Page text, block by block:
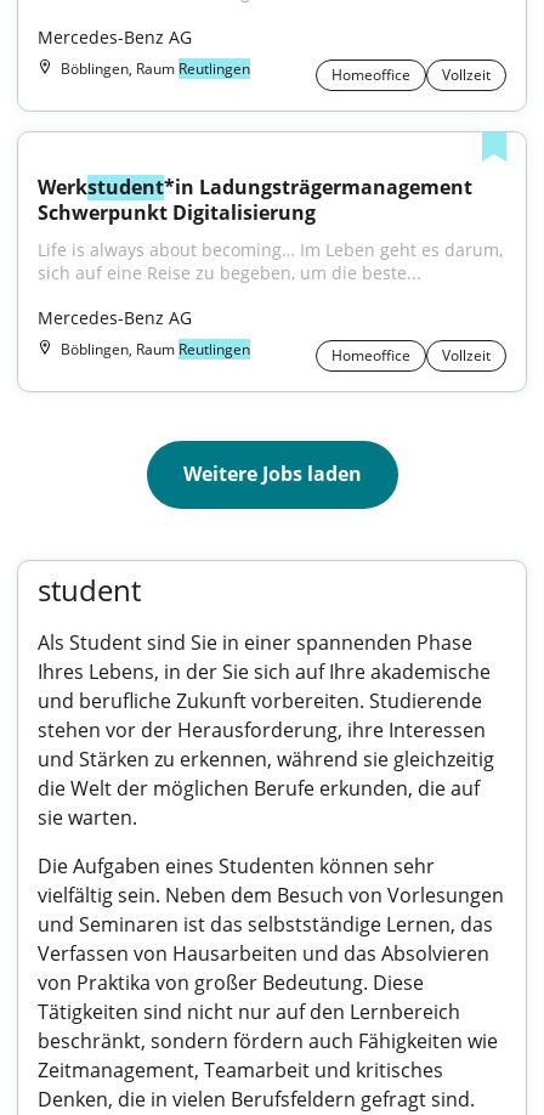
Mercedes-Benz AG
Böblingen, Raum Reutlingen Homeoffice Vollzeit
Werkstudent*in Ladungsträgermanagement
Schwerpunkt Digitalisierung
Life is always about becoming… Im Leben geht es darum,
sich auf eine Reise zu begeben, um die beste...
Mercedes-Benz AG
Böblingen, Raum Reutlingen Homeoffice Vollzeit
Weitere Jobs laden
student
Als Student sind Sie in einer spannenden Phase
Ihres Lebens, in der Sie sich auf Ihre akademische
und berufliche Zukunft vorbereiten. Studierende
stehen vor der Herausforderung, ihre Interessen
und Stärken zu erkennen, während sie gleichzeitig
die Welt der möglichen Berufe erkunden, die auf
sie warten.
Die Aufgaben eines Studenten können sehr
vielfältig sein. Neben dem Besuch von Vorlesungen
und Seminaren ist das selbstständige Lernen, das
Verfassen von Hausarbeiten und das Absolvieren
von Praktika von großer Bedeutung. Diese
Tätigkeiten sind nicht nur auf den Lernbereich
beschränkt, sondern fördern auch Fähigkeiten wie
Zeitmanagement, Teamarbeit und kritisches
Denken, die in vielen Berufsfeldern gefragt sind.